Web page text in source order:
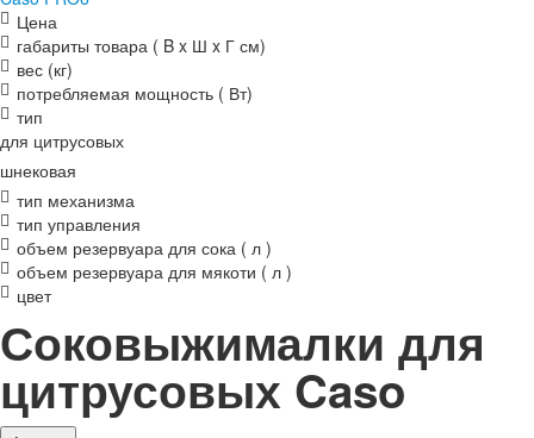
Цена
габариты товара ( B x Ш x Г см)
вес (кг)
потребляемая мощность ( Вт)
тип
для цитрусовых
шнековая
тип механизма
тип управления
объем резервуара для сока ( л )
объем резервуара для мякоти ( л )
цвет
Соковыжималки для
цитрусовых Caso